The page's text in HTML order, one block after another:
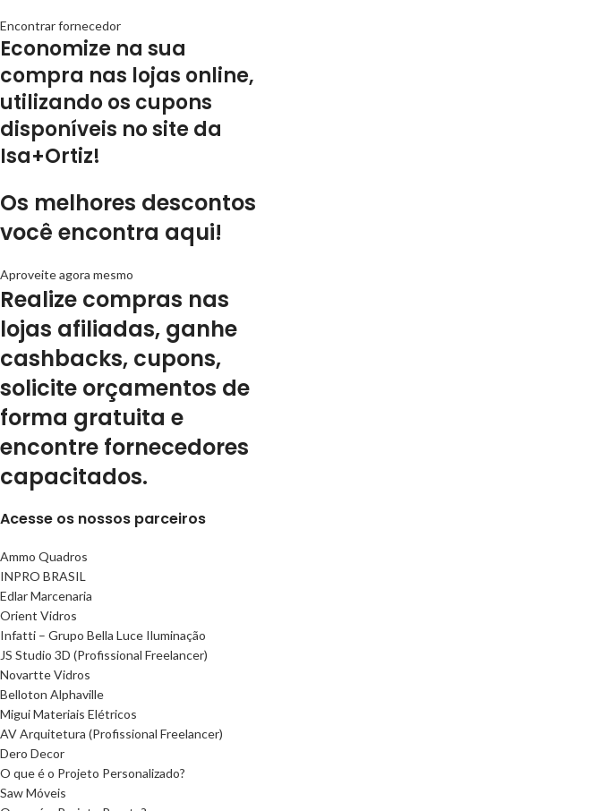
Encontrar fornecedor
Economize na sua
compra nas lojas online,
utilizando os cupons
disponíveis no site da
Isa+Ortiz!
Os melhores descontos
você encontra aqui!
Aproveite agora mesmo
Realize compras nas
lojas afiliadas, ganhe
cashbacks, cupons,
solicite orçamentos de
forma gratuita e
encontre fornecedores
capacitados.
Acesse os nossos parceiros
Ammo Quadros
INPRO BRASIL
Edlar Marcenaria
Orient Vidros
Infatti – Grupo Bella Luce Iluminação
JS Studio 3D (Profissional Freelancer)
Novartte Vidros
Belloton Alphaville
Migui Materiais Elétricos
AV Arquitetura (Profissional Freelancer)
Dero Decor
O que é o Projeto Personalizado?
Saw Móveis